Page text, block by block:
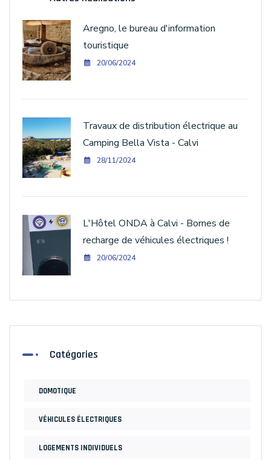
Aregno, le bureau d'information
touristique
20/06/2024
Travaux de distribution électrique au
Camping Bella Vista - Calvi
28/11/2024
L'Hôtel ONDA à Calvi - Bornes de
recharge de véhicules électriques !
20/06/2024
Catégories
DOMOTIQUE
VÉHICULES ÉLECTRIQUES
LOGEMENTS INDIVIDUELS